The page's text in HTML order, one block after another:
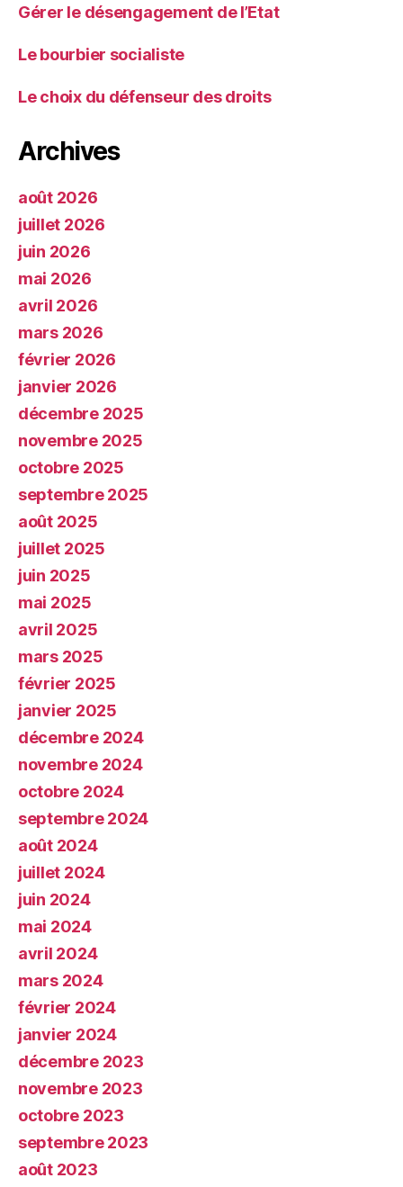
Gérer le désengagement de l’Etat
Le bourbier socialiste
Le choix du défenseur des droits
Archives
août 2026
juillet 2026
juin 2026
mai 2026
avril 2026
mars 2026
février 2026
janvier 2026
décembre 2025
novembre 2025
octobre 2025
septembre 2025
août 2025
juillet 2025
juin 2025
mai 2025
avril 2025
mars 2025
février 2025
janvier 2025
décembre 2024
novembre 2024
octobre 2024
septembre 2024
août 2024
juillet 2024
juin 2024
mai 2024
avril 2024
mars 2024
février 2024
janvier 2024
décembre 2023
novembre 2023
octobre 2023
septembre 2023
août 2023